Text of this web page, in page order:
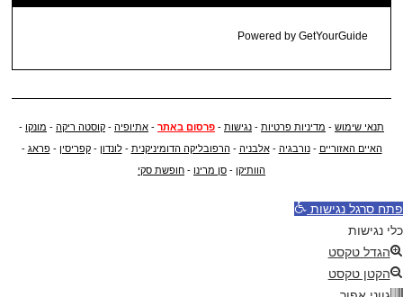
Powered by GetYourGuide
תנאי שימוש - מדיניות פרטיות - נגישות - פרסום באתר - אתיופיה - קוסטה ריקה - מונקו -
האיים האזוריים -נורבגיה -אלבניה -הרפובליקה הדומיניקנית -לונדון -קפריסין -פראג -
הוותיקן - סן מרינו - חופשת סקי
פתח סרגל נגישות
כלי נגישות
הגדל טקסט
הקטן טקסט